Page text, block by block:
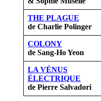
THE PLAGUE
de Charlie Polinger
COLONY
de Sang-Ho Yeon
LA VÉNUS
ÉLECTRIQUE
de Pierre Salvadori